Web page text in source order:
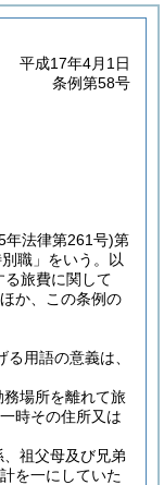
平成17年4月1日
条例第58号
年法律第261号)第
職」をいう。以
る旅費に関して
か、この条例の
る用語の意義は、
場所を離れて旅
時その住所又は
祖父母及び兄弟
を一にしていた